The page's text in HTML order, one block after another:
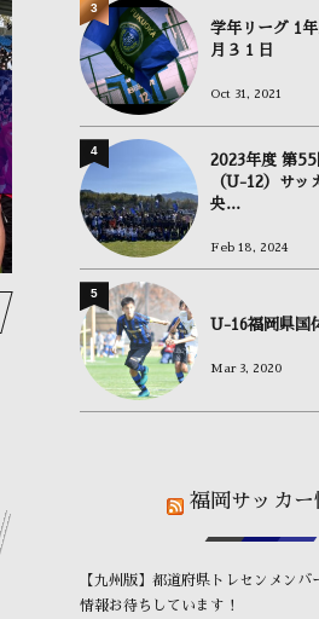
OBが進路報告に来ました⚽
24,2026
学年リーグ 1
月３１日
Oct 31, 2021
3
2023年度 第
（U-12）サッ
央...
Feb 18, 2024
4
U-16福岡県国
Mar 3, 2020
5
福岡サッカー
【九州版】都道府県トレセンメンバ
情報お待ちしています！